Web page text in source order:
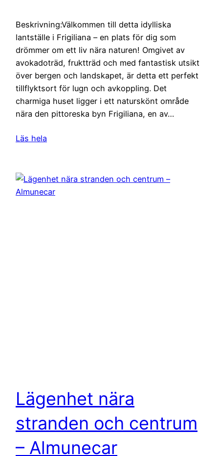
Beskrivning:Välkommen till detta idylliska
lantställe i Frigiliana – en plats för dig som
drömmer om ett liv nära naturen! Omgivet av
avokadoträd, fruktträd och med fantastisk utsikt
över bergen och landskapet, är detta ett perfekt
tillflyktsort för lugn och avkoppling. Det
charmiga huset ligger i ett naturskönt område
nära den pittoreska byn Frigiliana, en av…
Läs hela
Lägenhet nära
stranden och centrum
– Almunecar